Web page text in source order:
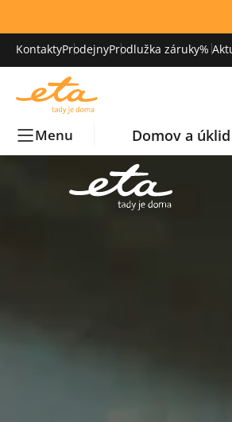
KontaktyProdejnyProdlužka záruky%
Menu Domov a úklid